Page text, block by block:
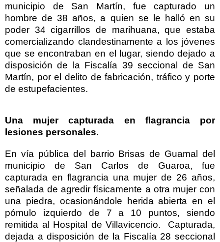
municipio de San Martín, fue capturado un
hombre de 38 años, a quien se le halló en su
poder 34 cigarrillos de marihuana, que estaba
comercializando clandestinamente a los jóvenes
que se encontraban en el lugar, siendo dejado a
disposición de la Fiscalía 39 seccional de San
Martín, por el delito de fabricación, tráfico y porte
de estupefacientes.
Una mujer capturada en flagrancia por
lesiones personales.
En vía pública del barrio Brisas de Guamal del
municipio de San Carlos de Guaroa, fue
capturada en flagrancia una mujer de 26 años,
señalada de agredir físicamente a otra mujer con
una piedra, ocasionándole herida abierta en el
pómulo izquierdo de 7 a 10 puntos, siendo
remitida al Hospital de Villavicencio. Capturada,
dejada a disposición de la Fiscalía 28 seccional